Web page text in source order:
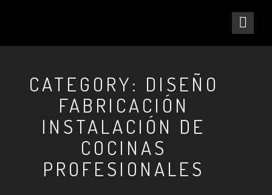
CATEGORY: DISEÑO
FABRICACIÓN
INSTALACIÓN DE
COCINAS
PROFESIONALES